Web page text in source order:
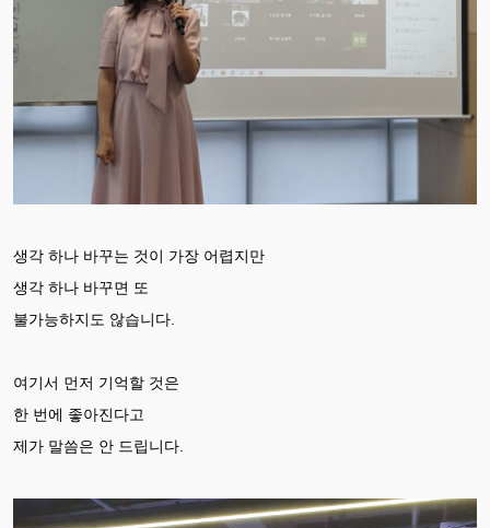
생각 하나 바꾸는 것이 가장 어렵지만
생각 하나 바꾸면 또
불가능하지도 않습니다.
여기서 먼저 기억할 것은
한 번에 좋아진다고
제가 말씀은 안 드립니다.